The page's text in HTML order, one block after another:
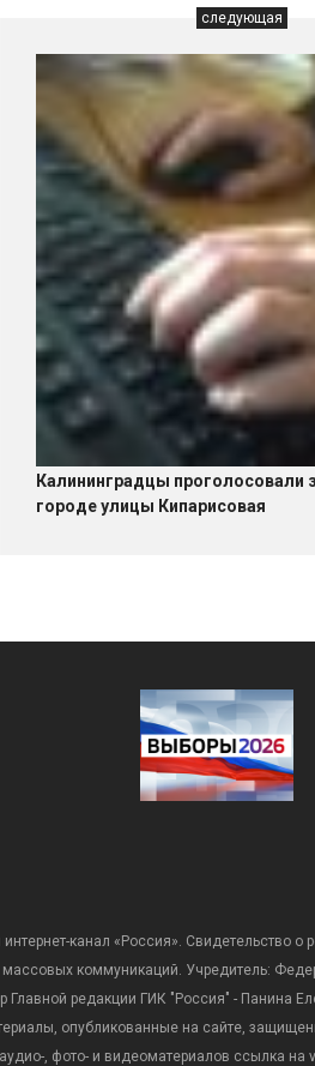
следующая
Калининградцы проголосовали
городе улицы Кипарисовая
канал «Россия».
коммуникаций. Учредитель:
редакции ГИК "Россия" - Панина
опубликованные на сайте,
, фото- и видеоматериалов ссылка на